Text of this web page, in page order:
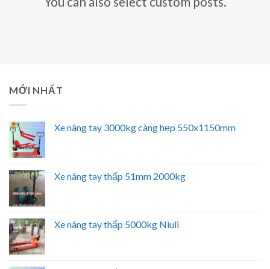
MỚI NHẤT
Xe nâng tay 3000kg càng hẹp 550x1150mm
Xe nâng tay thấp 51mm 2000kg
Xe nâng tay thấp 5000kg Niuli